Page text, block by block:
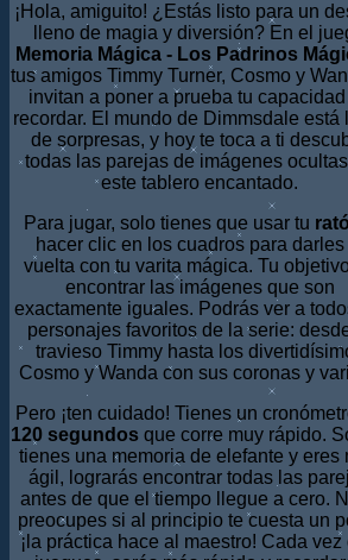
¡Hola, amiguito! ¿Estás listo para un
lleno de magia y diversión? En el
Memoria Mágica - Los Padrinos
tus amigos Timmy Turner, Cosmo y
invitan a poner a prueba tu capacidad
recordar. El mundo de Dimmsdale está
de sorpresas, y hoy te toca a ti
todas las parejas de imágenes
este tablero encantado.
Para jugar, solo tienes que usar tu
hacer clic en los cuadros para darles
vuelta con tu varita mágica. Tu
encontrar las imágenes que son
exactamente iguales. Podrás ver a
personajes favoritos de la serie:
travieso Timmy hasta los
Cosmo y Wanda con sus coronas y
Pero ¡ten cuidado! Tienes un
120 segundosque corre muy rápido.
tienes una memoria de elefante y eres
ágil, lograrás encontrar todas las
antes de que el tiempo llegue a cero.
preocupes si al principio te cuesta un
¡la práctica hace al maestro! Cada vez